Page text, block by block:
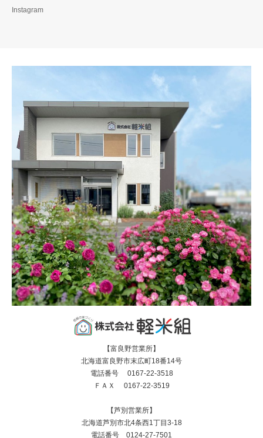
Instagram
【富良野営業所】
北海道富良野市末広町18番14号
電話番号 0167-22-3518
ＦＡＸ 0167-22-3519
【芦別営業所】
北海道芦別市北4条西1丁目3-18
電話番号 0124-27-7501